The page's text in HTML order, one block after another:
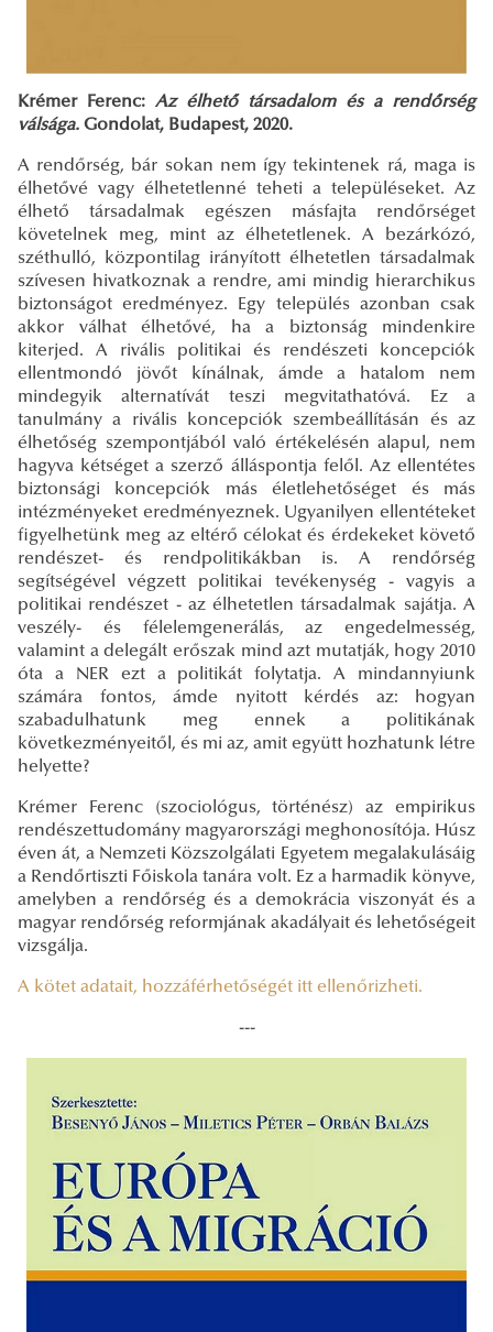
Krémer Ferenc: Az élhető társadalom és a rendőrség
válsága. Gondolat, Budapest, 2020.
A rendőrség, bár sokan nem így tekintenek rá, maga is
élhetővé vagy élhetetlenné teheti a településeket. Az
élhető társadalmak egészen másfajta rendőrséget
követelnek meg, mint az élhetetlenek. A bezárkózó,
széthulló, központilag irányított élhetetlen társadalmak
szívesen hivatkoznak a rendre, ami mindig hierarchikus
biztonságot eredményez. Egy település azonban csak
akkor válhat élhetővé, ha a biztonság mindenkire
kiterjed. A rivális politikai és rendészeti koncepciók
ellentmondó jövőt kínálnak, ámde a hatalom nem
mindegyik alternatívát teszi megvitathatóvá. Ez a
tanulmány a rivális koncepciók szembeállításán és az
élhetőség szempontjából való értékelésén alapul, nem
hagyva kétséget a szerző álláspontja felől. Az ellentétes
biztonsági koncepciók más életlehetőséget és más
intézményeket eredményeznek. Ugyanilyen ellentéteket
figyelhetünk meg az eltérő célokat és érdekeket követő
rendészet- és rendpolitikákban is. A rendőrség
segítségével végzett politikai tevékenység - vagyis a
politikai rendészet - az élhetetlen társadalmak sajátja. A
veszély- és félelemgenerálás, az engedelmesség,
valamint a delegált erőszak mind azt mutatják, hogy 2010
óta a NER ezt a politikát folytatja. A mindannyiunk
számára fontos, ámde nyitott kérdés az: hogyan
szabadulhatunk meg ennek a politikának
következményeitől, és mi az, amit együtt hozhatunk létre
helyette?
Krémer Ferenc (szociológus, történész) az empirikus
rendészettudomány magyarországi meghonosítója. Húsz
éven át, a Nemzeti Közszolgálati Egyetem megalakulásáig
a Rendőrtiszti Főiskola tanára volt. Ez a harmadik könyve,
amelyben a rendőrség és a demokrácia viszonyát és a
magyar rendőrség reformjának akadályait és lehetőségeit
vizsgálja.
A kötet adatait, hozzáférhetőségét itt ellenőrizheti.
---